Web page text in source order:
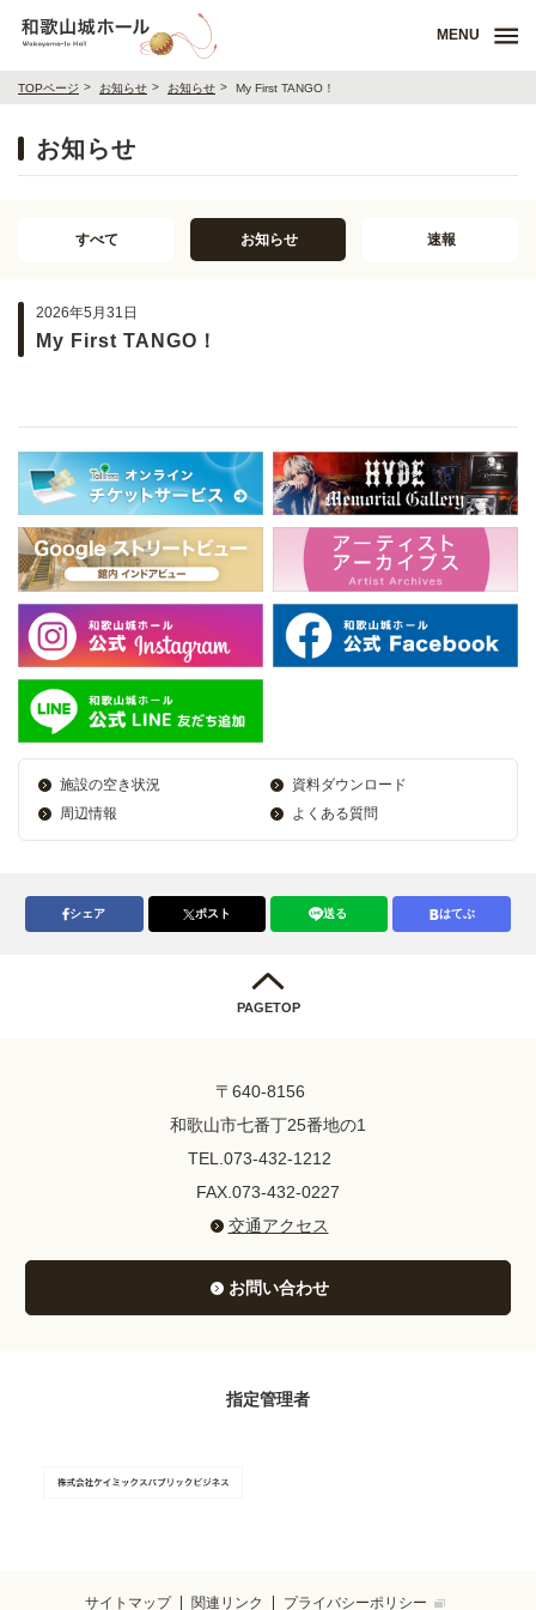
MENU
TOPページ お知らせ お知らせ My First TANGO！
お知らせ
すべて お知らせ 速報
2026年5月31日
My First TANGO！
施設の空き状況
資料ダウンロード
周辺情報
よくある質問
シェア ポスト 送る はてぶ
PAGETOP
〒640-8156
和歌山市七番丁25番地の1
TEL.073-432-1212
FAX.073-432-0227
交通アクセス
お問い合わせ
指定管理者
サイトマップ 関連リンク プライバシーポリシー